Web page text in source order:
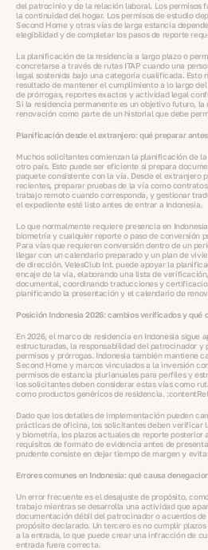
del patrocinio y de la relación laboral. Los permisos
la continuidad del hogar. Los permisos de estudio
Second Home y otras vías de larga estancia
elegibilidad y de completar los pasos de reporte
La planificación de la residencia a largo plazo o
concretarse a través de rutas ITAP cuando una
legal sostenida bajo una categoría cualificada. Esto
resultado de mantener el cumplimiento a lo largo
de prórrogas, reportes exactos y actividad legal
Si la residencia permanente es un objetivo futuro,
renovación como parte de un historial que debe
Planificación desde el extranjero: qué preparar
Muchos solicitantes comienzan la planificación de
otro país. Esto puede ser eficiente si prepara
paquete consistente con la vía. Desde el extranjero
recientes, preparar pruebas de la vía como
trabajo remoto cuando corresponda, y gestionar
el expediente esté listo antes de entrar a Indonesia.
Lo que normalmente requiere presencia en
biometría y cualquier reporte o paso de conversión
Para vías que requieren conversión dentro de un
llegar con un calendario preparado y un plan de
de dirección. VelesClub Int. puede apoyar la
encaje de la vía, elaborando una lista de
documental, coordinando traducciones y
planificando la presentación y el calendario de
Posición Indonesia 2026: cambios verificados y qué
En 2026, el marco de residencia en Indonesia sigue
estructuradas, la responsabilidad del patrocinador y
permisos y prórrogas. Indonesia también mantiene
Second Home y marcos vinculados a la inversión
permisos de estancia plurianuales para perfiles y
los solicitantes deben considerar estas vías como
como productos genéricos de residencia.
Dado que los detalles de implementación pueden
prácticas de oficina, los solicitantes deben verificar
y biometría, los plazos actuales de reporte posterior
requisitos de formato de evidencia antes de
prudente consiste en dejar tiempo de margen y
Errores comunes en Indonesia: qué causa
Un error frecuente es el desajuste de propósito,
trabajo mientras se desarrolla una actividad que
documentación débil del patrocinador o acuerdos
propósito declarado. Un tercero es no cumplir
a la entrada, lo que puede crear una infracción de
entrada fuera correcta.